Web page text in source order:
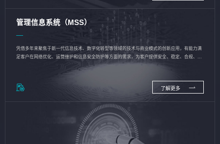
管理信息系统（MSS）
凭借多年来聚焦于新一代信息技术、数字化转型等领域的技术与商业模式的创新应用，有能力满
足客户在网络优化、运营维护和信息安全防护等方面的需求，为客户提供安全、稳定、合规、持
了解更多